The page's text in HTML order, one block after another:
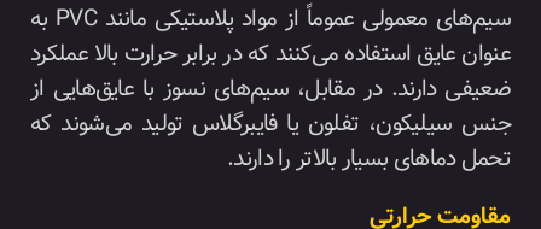
سیم‌های معمولی عموماً از مواد پلاستیکی مانند PVC به
عنوان عایق استفاده می‌کنند که در برابر حرارت بالا عملکرد
ضعیفی دارند. در مقابل، سیم‌های نسوز با عایق‌هایی از
جنس سیلیکون، تفلون یا فایبرگلاس تولید می‌شوند که
تحمل دماهای بسیار بالاتر را دارند.
مقاومت حرارتی